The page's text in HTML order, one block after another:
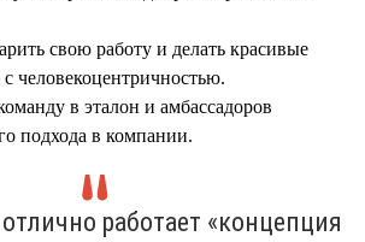
свою работу и делать красивые
человекоцентричностью.
в эталон и амбассадоров
подхода в компании.
работает «концепция